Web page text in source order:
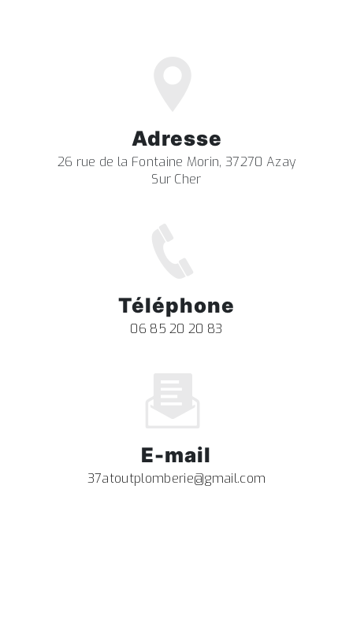
Adresse
26 rue de la Fontaine Morin, 37270 Azay
Sur Cher
Téléphone
06 85 20 20 83
E-mail
37atoutplomberie@gmail.com